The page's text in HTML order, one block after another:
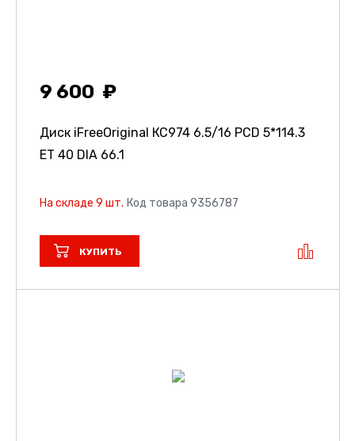
9 600
Диск iFreeOriginal КС974 6.5/16 PCD 5*114.3
ET 40 DIA 66.1
На складе 9 шт. Код товара 9356787
КУПИТЬ